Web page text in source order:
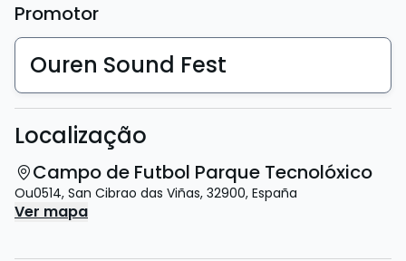
Promotor
Ouren Sound Fest
Localização
Campo de Futbol Parque Tecnolóxico
Ou0514, San Cibrao das Viñas, 32900, España
Ver mapa